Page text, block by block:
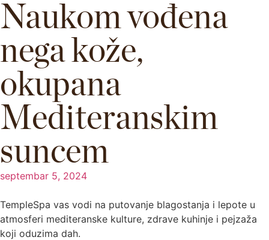
Naukom vođena
nega kože,
okupana
Mediteranskim
suncem
septembar 5, 2024
TempleSpa vas vodi na putovanje blagostanja i lepote u
atmosferi mediteranske kulture, zdrave kuhinje i pejzaža
koji oduzima dah.